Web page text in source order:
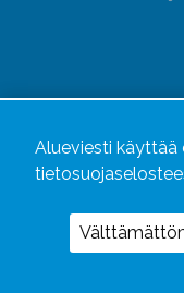
Alueviesti käyttää